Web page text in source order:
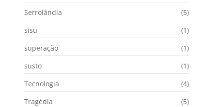
Serrolândia
(5)
sisu
(1)
superação
(1)
susto
(1)
Tecnologia
(4)
Tragédia
(5)